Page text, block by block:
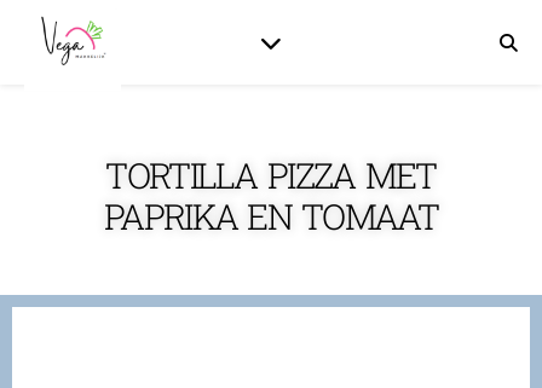
TORTILLA PIZZA MET
PAPRIKA EN TOMAAT